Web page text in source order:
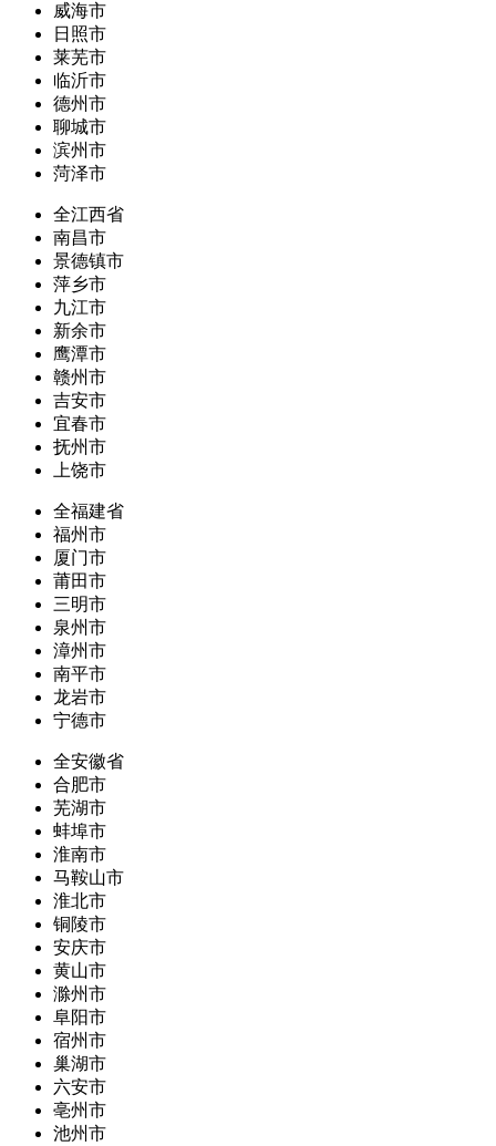
威海市
日照市
莱芜市
临沂市
德州市
聊城市
滨州市
菏泽市
全江西省
南昌市
景德镇市
萍乡市
九江市
新余市
鹰潭市
赣州市
吉安市
宜春市
抚州市
上饶市
全福建省
福州市
厦门市
莆田市
三明市
泉州市
漳州市
南平市
龙岩市
宁德市
全安徽省
合肥市
芜湖市
蚌埠市
淮南市
马鞍山市
淮北市
铜陵市
安庆市
黄山市
滁州市
阜阳市
宿州市
巢湖市
六安市
亳州市
池州市